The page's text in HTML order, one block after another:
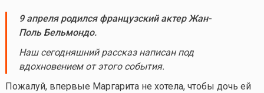
9 апреля родился французский актер Жан-
Поль Бельмондо.
Наш сегодняшний рассказ написан под
вдохновением от этого события.
Пожалуй, впервые Маргарита не хотела, чтобы дочь ей